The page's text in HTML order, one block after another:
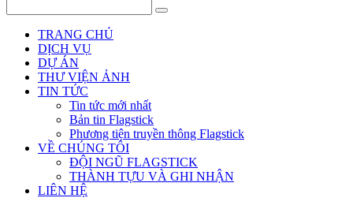
TRANG CHỦ
DỊCH VỤ
DỰ ÁN
THƯ VIỆN ẢNH
TIN TỨC
Tin tức mới nhất
Bản tin Flagstick
Phương tiện truyền thông Flagstick
VỀ CHÚNG TÔI
ĐỘI NGŨ FLAGSTICK
THÀNH TỰU VÀ GHI NHẬN
LIÊN HỆ